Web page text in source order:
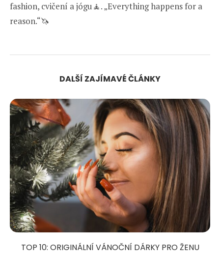
fashion, cvičení a jógu🧘. „Everything happens for a
reason.“🦄
DALŠÍ ZAJÍMAVÉ ČLÁNKY
TOP 10: ORIGINÁLNÍ VÁNOČNÍ DÁRKY PRO ŽENU